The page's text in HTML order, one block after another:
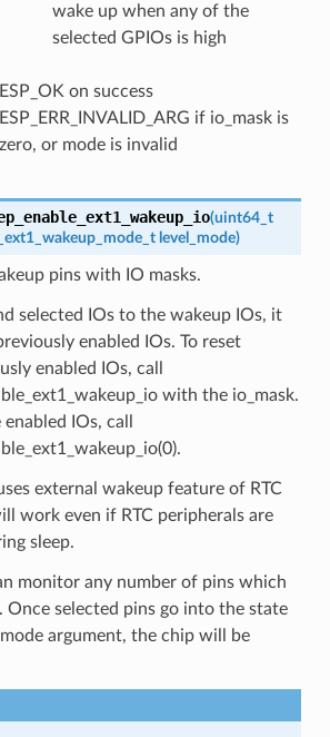
wake up when any of the
selected GPIOs is high
ESP_OK on success
ESP_ERR_INVALID_ARG if io_mask is
zero, or mode is invalid
(uint64_t
level_mode)
pins with IO masks.
selected IOs to the wakeup IOs, it
enabled IOs. To reset
enabled IOs, call
with the io_mask.
IOs, call
external wakeup feature of RTC
work even if RTC peripherals are
sleep.
monitor any number of pins which
Once selected pins go into the state
argument, the chip will be